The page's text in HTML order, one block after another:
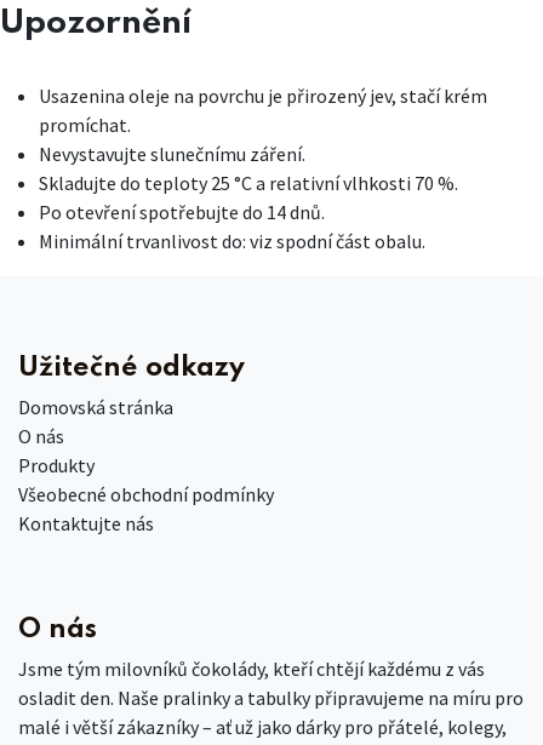
Upozornění
Usazenina oleje na povrchu je přirozený jev, stačí krém
promíchat.
Nevystavujte slunečnímu záření.
Skladujte do teploty 25 °C a relativní vlhkosti 70 %.
Po otevření spotřebujte do 14 dnů.
Minimální trvanlivost do: viz spodní část obalu.
Užitečné odkazy
Domovská stránka
O nás
Produkty
Všeobecné obchodní podmínky
Kontaktujte nás
O nás
Jsme tým milovníků čokolády, kteří chtějí každému z vás
osladit den. Naše pralinky a tabulky připravujeme na míru pro
malé i větší zákazníky – ať už jako dárky pro přátelé, kolegy,